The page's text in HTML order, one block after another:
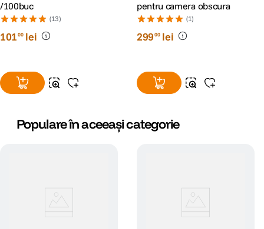
/100buc
(13)
10100 lei
pentru camera obscura
(1)
29900 lei
Populare în aceeași categorie